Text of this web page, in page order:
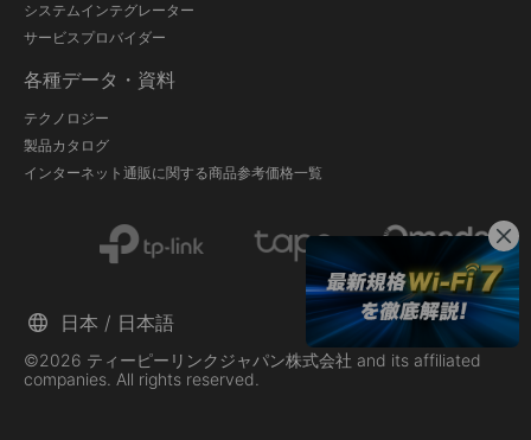
システムインテグレーター
サービスプロバイダー
各種データ・資料
テクノロジー
製品カタログ
インターネット通販に関する商品参考価格一覧
©2026 ティーピーリンクジャパン株式会社 and its affiliated
companies. All rights reserved.
日本 / 日本語